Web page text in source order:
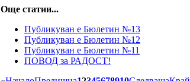
Още статии...
Публикуван е Бюлетин №13
Публикуван е Бюлетин №12
Публикуван е Бюлетин №11
ПОВОД за РАДОСТ!